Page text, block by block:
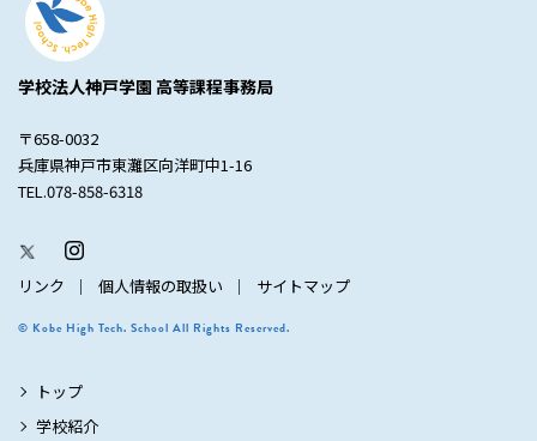
学校法人神戸学園 高等課程事務局
〒658-0032
兵庫県神戸市東灘区向洋町中1-16
TEL.078-858-6318
リンク 個人情報の取扱い サイトマップ
© Kobe High Tech. School All Rights Reserved.
トップ
学校紹介